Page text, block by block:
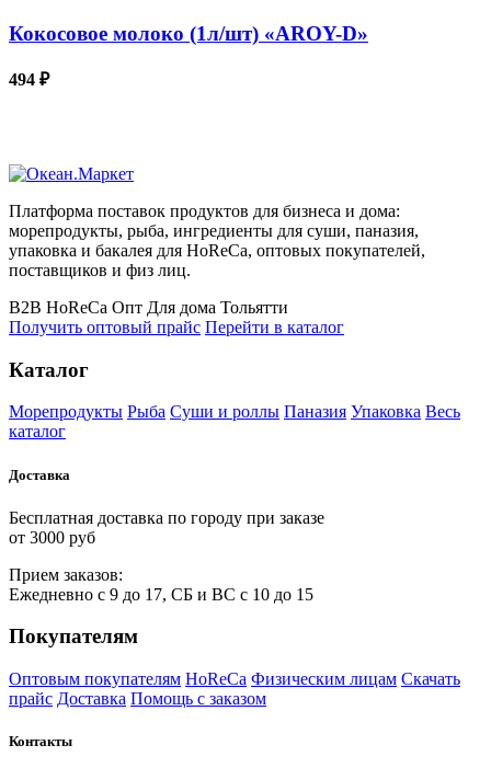
Кокосовое молоко (1л/шт) «AROY-D»
494 ₽
Платформа поставок продуктов для бизнеса и дома:
морепродукты, рыба, ингредиенты для суши, паназия,
упаковка и бакалея для HoReCa, оптовых покупателей,
поставщиков и физ лиц.
B2B HoReCa Опт Для дома Тольятти
Получить оптовый прайс Перейти в каталог
Каталог
Морепродукты Рыба Суши и роллы Паназия Упаковка Весь
каталог
Доставка
Бесплатная доставка по городу при заказе
от 3000 руб
Прием заказов:
Ежедневно с 9 до 17, СБ и ВС с 10 до 15
Покупателям
Оптовым покупателям HoReCa Физическим лицам Скачать
прайс Доставка Помощь с заказом
Контакты